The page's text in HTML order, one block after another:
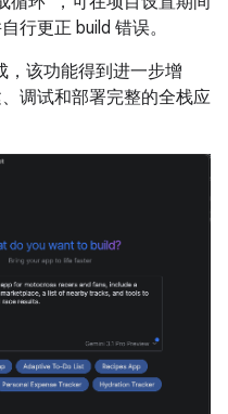
行更正 build 错误。
，该功能得到进一步增
调试和部署完整的全栈应